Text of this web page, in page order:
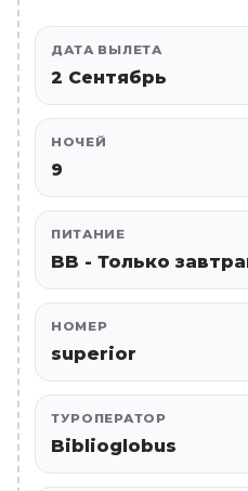
ДАТА ВЫЛЕТА
2 Сентябрь
НОЧЕЙ
9
ПИТАНИЕ
BB - Только
НОМЕР
superior
ТУРОПЕРАТОР
Biblioglobus